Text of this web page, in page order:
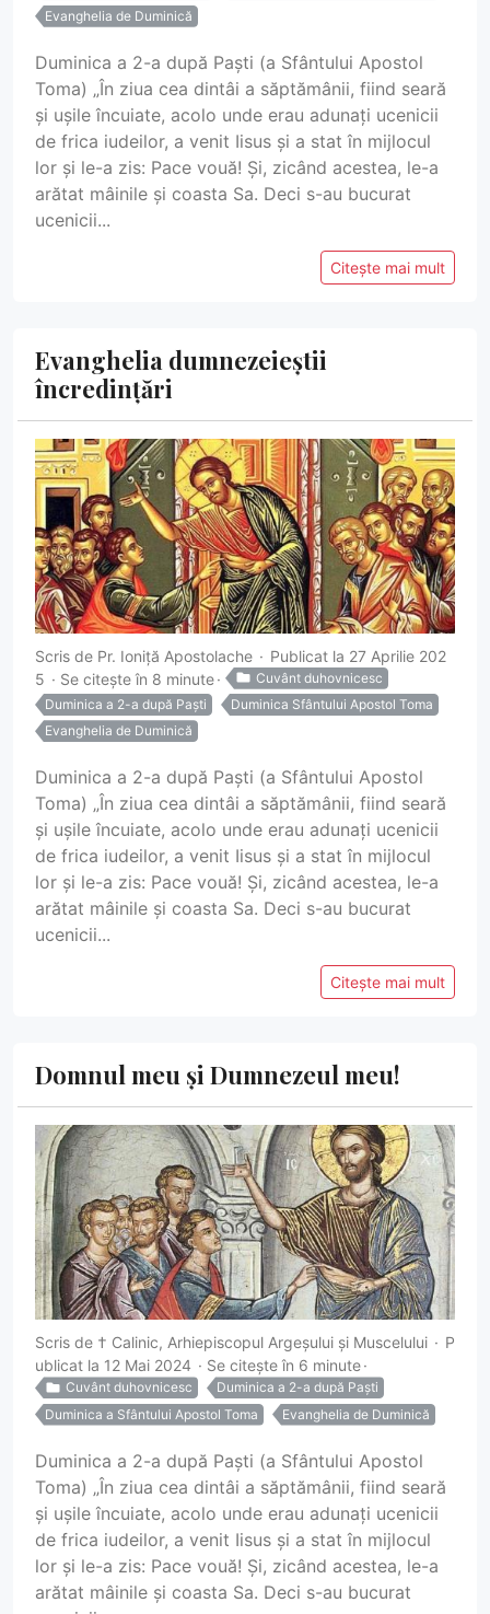
Evanghelia de Duminică
Duminica a 2-a după Paști (a Sfântului Apostol
Toma) „În ziua cea dintâi a săptămânii, fiind seară
și ușile încuiate, acolo unde erau adunați ucenicii
de frica iudeilor, a venit Iisus și a stat în mijlocul
lor și le-a zis: Pace vouă! Și, zicând acestea, le-a
arătat mâinile și coasta Sa. Deci s-au bucurat
ucenicii...
Citește mai mult
Evanghelia dumnezeieștii
încredințări
Scris de Pr. Ioniță Apostolache
Publicat la 27 Aprilie 202
5
Se citește în 8 minute
Cuvânt duhovnicesc
Duminica a 2-a după Paști
Duminica Sfântului Apostol Toma
Evanghelia de Duminică
Duminica a 2-a după Paști (a Sfântului Apostol
Toma) „În ziua cea dintâi a săptămânii, fiind seară
și ușile încuiate, acolo unde erau adunați ucenicii
de frica iudeilor, a venit Iisus și a stat în mijlocul
lor și le-a zis: Pace vouă! Și, zicând acestea, le-a
arătat mâinile și coasta Sa. Deci s-au bucurat
ucenicii...
Citește mai mult
Domnul meu și Dumnezeul meu!
Scris de † Calinic, Arhiepiscopul Argeșului și Muscelului
P
ublicat la 12 Mai 2024
Se citește în 6 minute
Cuvânt duhovnicesc
Duminica a 2-a după Paști
Duminica a Sfântului Apostol Toma
Evanghelia de Duminică
Duminica a 2-a după Paști (a Sfântului Apostol
Toma) „În ziua cea dintâi a săptămânii, fiind seară
și ușile încuiate, acolo unde erau adunați ucenicii
de frica iudeilor, a venit Iisus și a stat în mijlocul
lor și le-a zis: Pace vouă! Și, zicând acestea, le-a
arătat mâinile și coasta Sa. Deci s-au bucurat